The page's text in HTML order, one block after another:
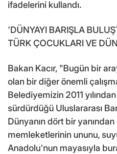
ifadelerini kullandı.
'DÜNYAYI BARIŞLA
TÜRK ÇOCUKLARI VE
Bakan Kacır, "Bugün bir
olan bir diğer önemli
Belediyemizin 2011
sürdürdüğü Uluslararası
Dünyanın dört bir
memleketlerinin ununu,
Anadolu'nun mayasıyla